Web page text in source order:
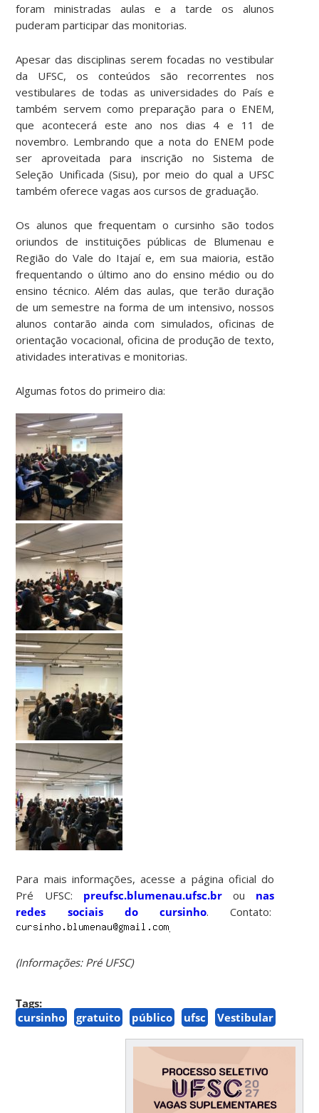
foram ministradas aulas e a tarde os alunos
puderam participar das monitorias.
Apesar das disciplinas serem focadas no vestibular
da UFSC, os conteúdos são recorrentes nos
vestibulares de todas as universidades do País e
também servem como preparação para o ENEM,
que acontecerá este ano nos dias 4 e 11 de
novembro. Lembrando que a nota do ENEM pode
ser aproveitada para inscrição no Sistema de
Seleção Unificada (Sisu), por meio do qual a UFSC
também oferece vagas aos cursos de graduação.
Os alunos que frequentam o cursinho são todos
oriundos de instituições públicas de Blumenau e
Região do Vale do Itajaí e, em sua maioria, estão
frequentando o último ano do ensino médio ou do
ensino técnico. Além das aulas, que terão duração
de um semestre na forma de um intensivo, nossos
alunos contarão ainda com simulados, oficinas de
orientação vocacional, oficina de produção de texto,
atividades interativas e monitorias.
Algumas fotos do primeiro dia:
Para mais informações, acesse a página oficial do
Pré UFSC: preufsc.blumenau.ufsc.brou nas
redes sociais do cursinho. Contato:
.
(Informações: Pré UFSC)
Tags:
cursinho
gratuito público ufsc Vestibular